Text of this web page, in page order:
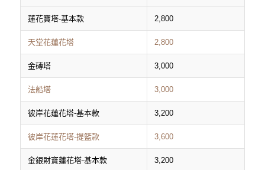
蓮花寶塔-基本款 2,800
天堂花蓮花塔 2,800
金磚塔 3,000
法船塔 3,000
彼岸花蓮花塔-基本款 3,200
彼岸花蓮花塔-提籃款 3,600
金銀財寶蓮花塔-基本款 3,200